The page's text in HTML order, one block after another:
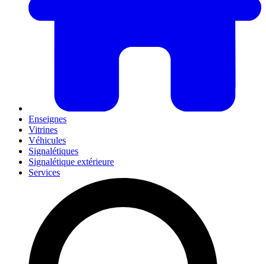
Enseignes
Vitrines
Véhicules
Signalétiques
Signalétique extérieure
Services